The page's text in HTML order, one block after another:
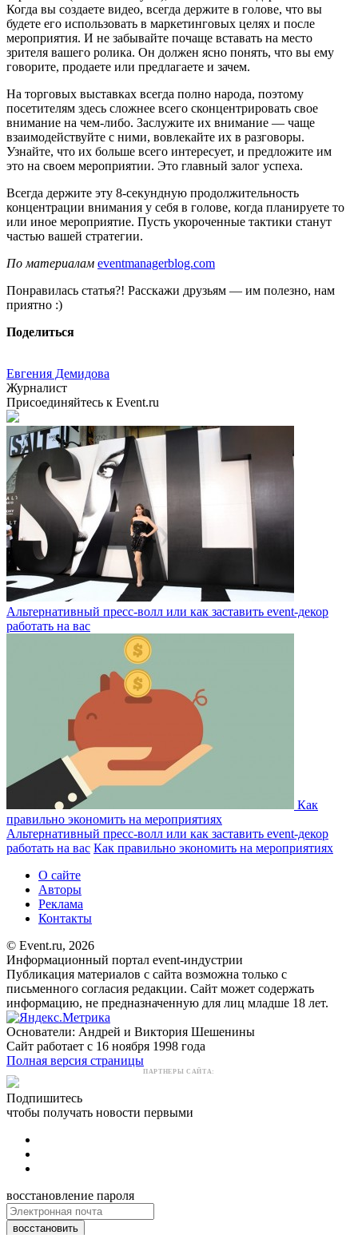
Когда вы создаете видео, всегда держите в голове, что вы
будете его использовать в маркетинговых целях и после
мероприятия. И не забывайте почаще вставать на место
зрителя вашего ролика. Он должен ясно понять, что вы ему
говорите, продаете или предлагаете и зачем.
На торговых выставках всегда полно народа, поэтому
посетителям здесь сложнее всего сконцентрировать свое
внимание на чем-либо. Заслужите их внимание — чаще
взаимодействуйте с ними, вовлекайте их в разговоры.
Узнайте, что их больше всего интересует, и предложите им
это на своем мероприятии. Это главный залог успеха.
Всегда держите эту 8-секундную продолжительность
концентрации внимания у себя в голове, когда планируете то
или иное мероприятие. Пусть укороченные тактики станут
частью вашей стратегии.
По материалам eventmanagerblog.com
Понравилась статья?! Расскажи друзьям — им полезно, нам
приятно :)
Поделиться
Евгения Демидова
Журналист
Присоединяйтесь к Event.ru
Альтернативный пресс-волл или как заставить event-декор
работать на вас
Как
правильно экономить на мероприятиях
Альтернативный пресс-волл или как заставить event-декор
работать на вас Как правильно экономить на мероприятиях
О сайте
Авторы
Реклама
Контакты
© Event.ru, 2026
Информационный портал event-индустрии
Публикация материалов с сайта возможна только с
письменного согласия редакции. Сайт может содержать
информацию, не предназначенную для лиц младше 18 лет.
Основатели: Андрей и Виктория Шешенины
Сайт работает с 16 ноября 1998 года
Полная версия страницы
ПАРТНЕРЫ САЙТА:
Подпишитесь
чтобы получать новости первыми
восстановление пароля
восстановить